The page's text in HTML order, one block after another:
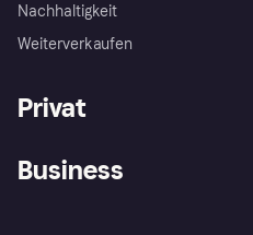
Nachhaltigkeit
Weiterverkaufen
Privat
Business